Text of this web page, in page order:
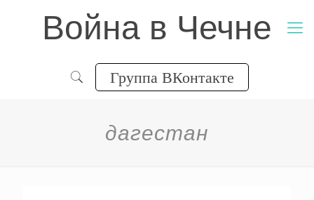
Война в Чечне
Группа ВКонтакте
дагестан